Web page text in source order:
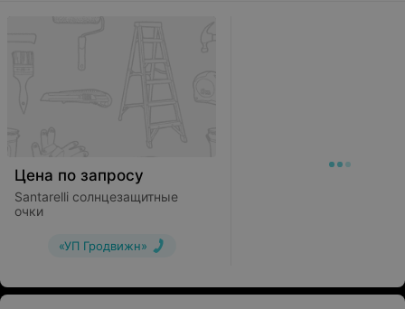
Цена по запросу
Santarelli солнцезащитные
очки
«УП Гродвижн»